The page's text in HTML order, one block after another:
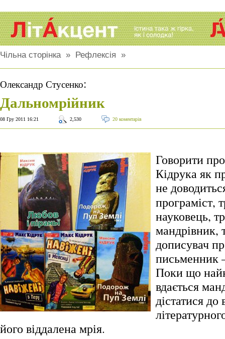
Чільна сторінка» Рефлексія »
Олександр Стусенко:
Дальномрійник
08 Гру 2011 16:21 2,530 20 коментарів
Говорити
Кідрука як
не
програміст,
науковець,
мандрівник,
дописувач
письменник
Поки що
вдається
дістатися
його віддалена мрія.